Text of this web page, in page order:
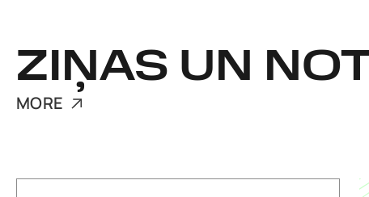
ZIŅAS UN
MORE